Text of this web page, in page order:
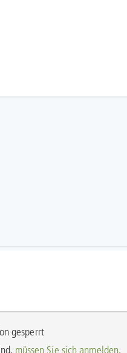
gesperrt
müssen Sie sich anmelden.